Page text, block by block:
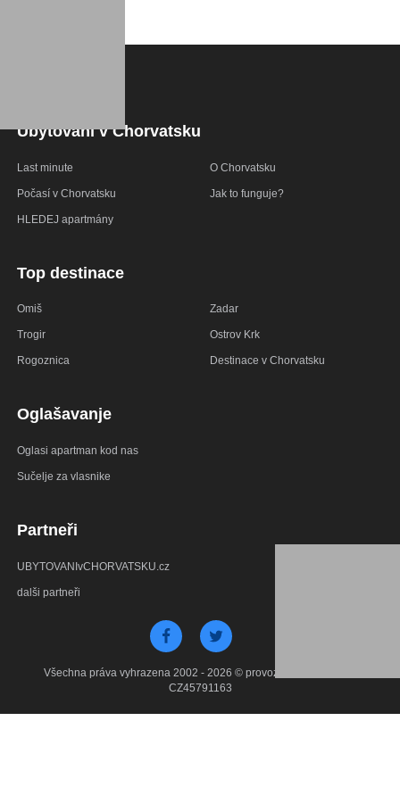
Ubytování v Chorvatsku
Last minute
Počasí v Chorvatsku
HLEDEJ apartmány
O Chorvatsku
Jak to funguje?
Top destinace
Omiš
Trogir
Rogoznica
Zadar
Ostrov Krk
Destinace v Chorvatsku
Oglašavanje
Oglasi apartman kod nas
Sučelje za vlasnike
Partneři
UBYTOVANIvCHORVATSKU.cz
dalši partneři
Všechna práva vyhrazena 2002 - 2026 © provozuje Debant s.r.o.
CZ45791163